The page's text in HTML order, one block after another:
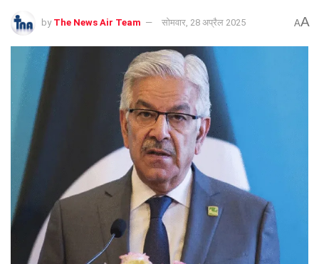
by The News Air Team सोमवार, 28 अप्रैल 2025 AA